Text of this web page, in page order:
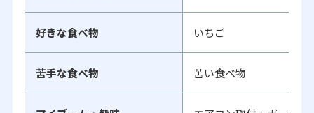
好きな食べ物 いちご
苦手な食べ物 苦い食べ物